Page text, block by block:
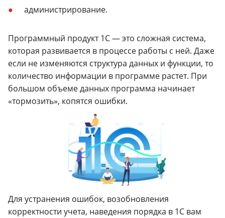
администрирование.
Программный продукт 1С — это сложная система,
которая развивается в процессе работы с ней. Даже
если не изменяются структура данных и функции, то
количество информации в программе растет. При
большом объеме данных программа начинает
«тормозить», копятся ошибки.
Для устранения ошибок, возобновления
корректности учета, наведения порядка в 1С вам